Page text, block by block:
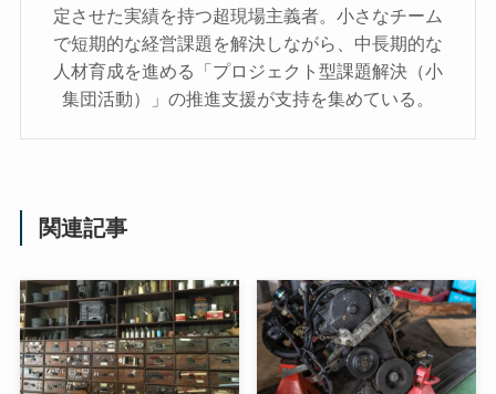
定させた実績を持つ超現場主義者。小さなチーム
で短期的な経営課題を解決しながら、中長期的な
人材育成を進める「プロジェクト型課題解決（小
集団活動）」の推進支援が支持を集めている。
関連記事